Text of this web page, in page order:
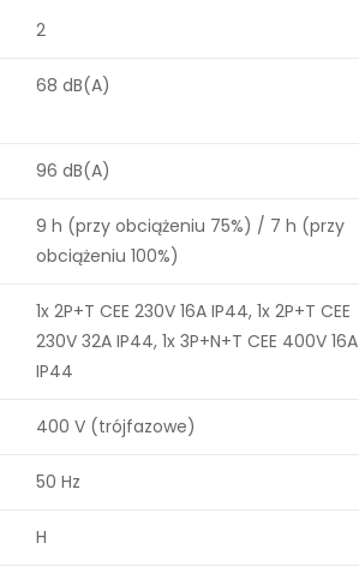
2
68 dB(A)
96 dB(A)
9 h (przy obciążeniu 75%) / 7 h (przy
obciążeniu 100%)
1x 2P+T CEE 230V 16A IP44, 1x 2P+T CEE
230V 32A IP44, 1x 3P+N+T CEE 400V 16A
IP44
400 V (trójfazowe)
50 Hz
H